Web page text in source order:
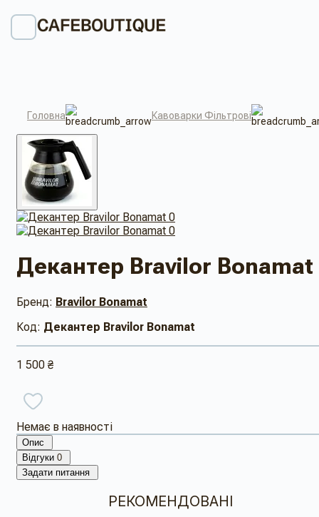
Головна Кавоварки Фільтрові
Декантер Bravilor Bonamat
Бренд: Bravilor Bonamat
Код: Декантер Bravilor Bonamat
1 500 ₴
Немає в наявності
Опис
Відгуки 0
Задати питання
РЕКОМЕНДОВАНІ